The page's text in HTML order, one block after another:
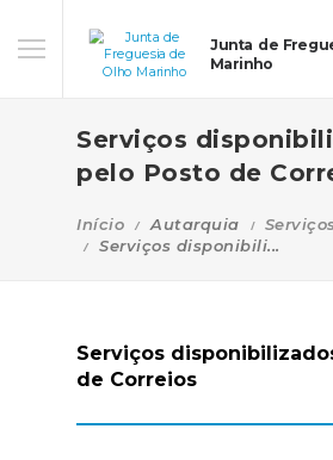
Junta de
Marinho
Serviços
pelo Posto de
Início Autarquia
Serviços disponibili...
Serviços
de Correios